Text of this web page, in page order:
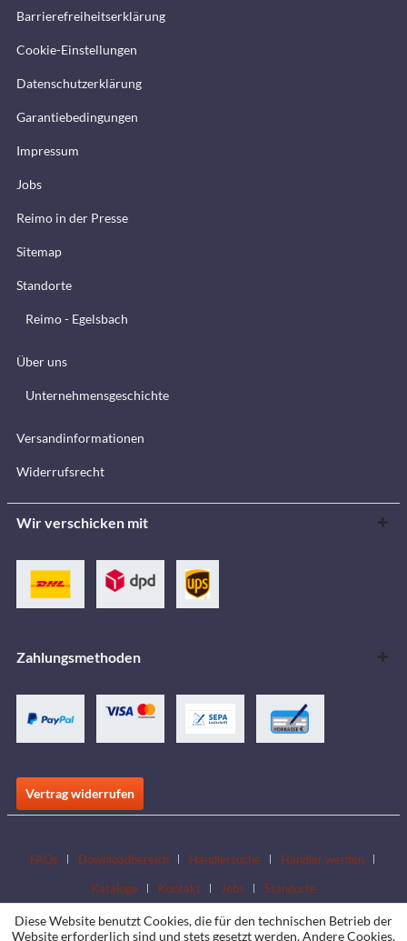
Barrierefreiheitserklärung
Cookie-Einstellungen
Datenschutzerklärung
Garantiebedingungen
Impressum
Jobs
Reimo in der Presse
Sitemap
Standorte
Reimo - Egelsbach
Über uns
Unternehmensgeschichte
Versandinformationen
Widerrufsrecht
Wir verschicken mit
Zahlungsmethoden
Vertrag widerrufen
FAQs Downloadbereich Händlersuche
Händler werden
Kataloge
Kontakt Jobs Standorte
Diese Website benutzt Cookies, die für den technischen Betrieb der
Website erforderlich sind und stets gesetzt werden. Andere Cookies,